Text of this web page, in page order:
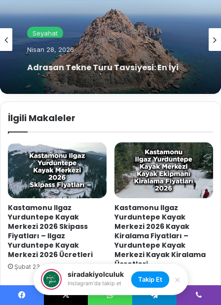
Seyahat
Nisan 28, 2026
Adrasan Tekne Turu Tavsiyesi: En İyi
Tekne ve Uygun Fiyat
İlgili Makaleler
Kastamonu Ilgaz
Yurduntepe Kayak
Merkezi 2026 Skipass
Fiyatları – Ilgaz
Yurduntepe Kayak
Merkezi 2026 Ücretleri
Şubat 23, 2026
Kastamonu Ilgaz
Yurduntepe Kayak
Merkezi 2026 Kayak
Kiralama Fiyatları –
Yurduntepe Kayak
Merkezi Kayak Kiralama
Ücretleri
Şubat 20, 2026
siradakiyolculuk
Instagram'da takip et Takip Et ×